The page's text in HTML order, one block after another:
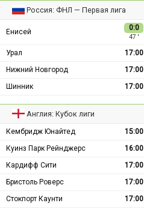
Россия: ФНЛ — Первая лига
Енисей 0:0
47 ′
Урал 17:00
Нижний Новгород
17:00
Шинник
17:00
Англия: Кубок лиги
Кембридж Юнайтед 15:00
Куинз Парк Рейнджерс
16:00
Кардифф Сити
17:00
Бристоль Роверс
17:00
Стокпорт Каунти
17:00